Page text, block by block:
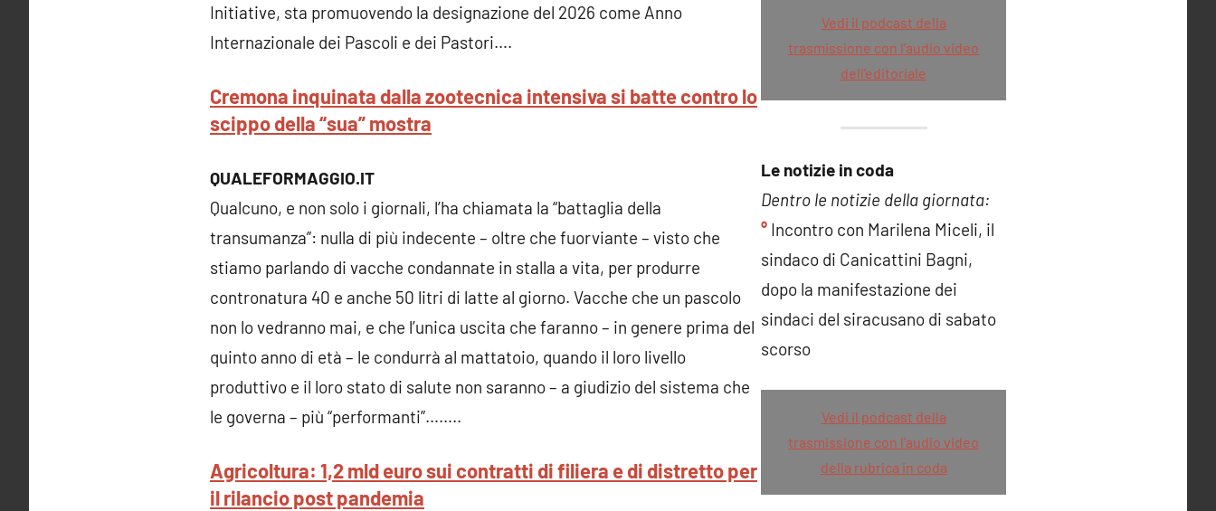
Initiative, sta promuovendo la designazione del 2026 come Anno
Internazionale dei Pascoli e dei Pastori….
Cremona inquinata dalla zootecnica intensiva si batte contro lo
scippo della “sua” mostra
QUALEFORMAGGIO.IT
Qualcuno, e non solo i giornali, l’ha chiamata la “battaglia della
transumanza”: nulla di più indecente – oltre che fuorviante – visto che
stiamo parlando di vacche condannate in stalla a vita, per produrre
contronatura 40 e anche 50 litri di latte al giorno. Vacche che un pascolo
non lo vedranno mai, e che l’unica uscita che faranno – in genere prima del
quinto anno di età – le condurrà al mattatoio, quando il loro livello
produttivo e il loro stato di salute non saranno – a giudizio del sistema che
le governa – più “performanti”……..
Agricoltura: 1,2 mld euro sui contratti di filiera e di distretto per
il rilancio post pandemia
Vedi il podcast della
trasmissione con l’audio video
dell’editoriale
Le notizie in coda
Dentro le notizie della giornata:
° Incontro con Marilena Miceli, il
sindaco di Canicattini Bagni,
dopo la manifestazione dei
sindaci del siracusano di sabato
scorso
Vedi il podcast della
trasmissione con l’audio video
della rubrica in coda